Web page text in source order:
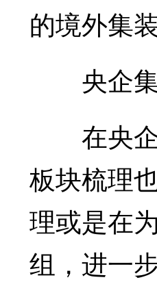
的境外集
央企集
在央企
板块梳理
理或是在
组，进一